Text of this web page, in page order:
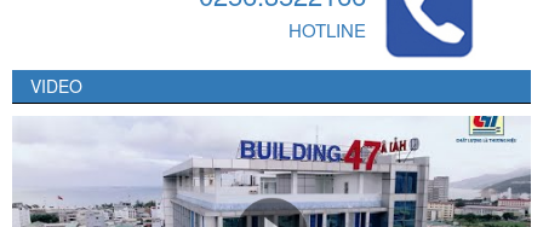
HOTLINE
VIDEO